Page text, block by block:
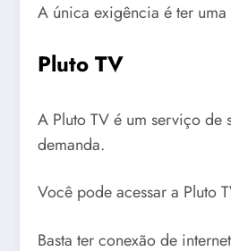
A única exigência é ter
Pluto TV
A Pluto TV é um serviço de
demanda.
Você pode acessar a Pluto
Basta ter conexão de